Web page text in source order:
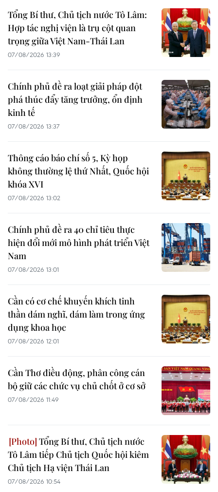
Tổng Bí thư, Chủ tịch nước Tô Lâm:
Hợp tác nghị viện là trụ cột quan
trọng giữa Việt Nam-Thái Lan
07/08/2026 13:39
Chính phủ đề ra loạt giải pháp đột
phá thúc đẩy tăng trưởng, ổn định
kinh tế
07/08/2026 13:37
Thông cáo báo chí số 5, Kỳ họp
không thường lệ thứ Nhất, Quốc hội
khóa XVI
07/08/2026 13:02
Chính phủ đề ra 40 chỉ tiêu thực
hiện đổi mới mô hình phát triển Việt
Nam
07/08/2026 13:01
Cần có cơ chế khuyến khích tinh
thần dám nghĩ, dám làm trong ứng
dụng khoa học
07/08/2026 12:01
Cần Thơ điều động, phân công cán
bộ giữ các chức vụ chủ chốt ở cơ sở
07/08/2026 11:49
Tổng Bí thư, Chủ tịch nước
Tô Lâm tiếp Chủ tịch Quốc hội kiêm
Chủ tịch Hạ viện Thái Lan
07/08/2026 10:54